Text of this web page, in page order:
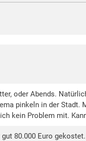
oder Abends.
pinkeln in der Stadt.
kein Problem mit.
80.000 Euro